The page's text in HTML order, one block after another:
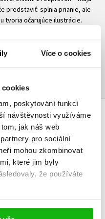
Více o cookies
cookies
poskytování funkcí
návštěvnosti využíváme
jak náš web
pro sociální
mohou zkombinovat
které jim byly
že používáte
predstaviť: splnia prianie, ale
tvoria očarujúce ilustrácie.
uživatelská hodnocení.
registrovaní uživatelé